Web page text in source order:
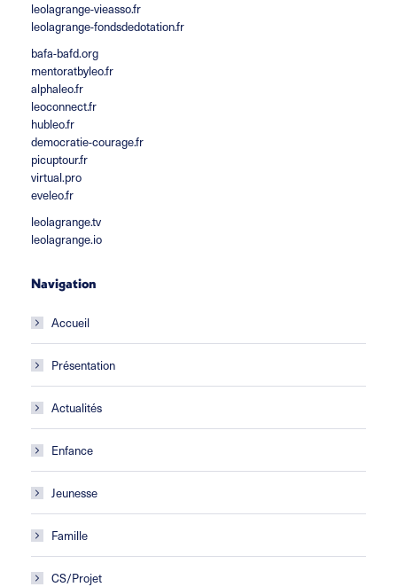
leolagrange-vieasso.fr
leolagrange-fondsdedotation.fr
bafa-bafd.org
mentoratbyleo.fr
alphaleo.fr
leoconnect.fr
hubleo.fr
democratie-courage.fr
picuptour.fr
virtual.pro
eveleo.fr
leolagrange.tv
leolagrange.io
Navigation
Accueil
Présentation
Actualités
Enfance
Jeunesse
Famille
CS/Projet